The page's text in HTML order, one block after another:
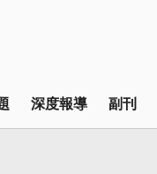
深度報導 副刊